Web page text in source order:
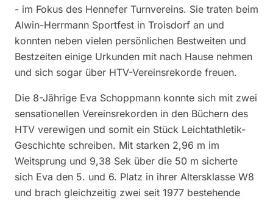
- im Fokus des Hennefer Turnvereins. Sie traten beim
Alwin-Herrmann Sportfest in Troisdorf an und
konnten neben vielen persönlichen Bestweiten und
Bestzeiten einige Urkunden mit nach Hause nehmen
und sich sogar über HTV-Vereinsrekorde freuen.
Die 8-Jährige Eva Schoppmann konnte sich mit zwei
sensationellen Vereinsrekorden in den Büchern des
HTV verewigen und somit ein Stück Leichtathletik-
Geschichte schreiben. Mit starken 2,96 m im
Weitsprung und 9,38 Sek über die 50 m sicherte
sich Eva den 5. und 6. Platz in ihrer Altersklasse W8
und brach gleichzeitig zwei seit 1977 bestehende